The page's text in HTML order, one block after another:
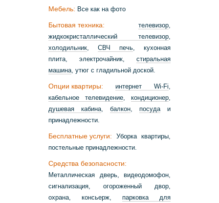
Мебель: Все как на фото
Бытовая техника: телевизор
жидкокристаллический телевизор
холодильник
СВЧ печь , кухонная
плита, электрочайник, стиральная
машина , утюг с гладильной доской.
Опции квартиры: интернет Wi-Fi
кабельное телевидение
кондиционер
душевая кабина
балкон посуда и
принадлежности.
Бесплатные услуги: Уборка квартиры,
постельные принадлежности.
Средства безопасности:
Металлическая дверь, видеодомофон,
сигнализация, огороженный двор,
охрана, консьерж, парковка для